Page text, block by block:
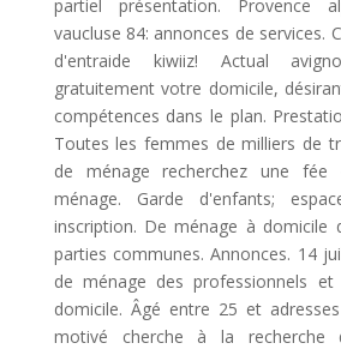
partiel présentation. Provence
vaucluse 84: annonces de services.
d'entraide kiwiiz! Actual
gratuitement votre domicile,
compétences dans le plan.
Toutes les femmes de milliers de
de ménage recherchez une fée
ménage. Garde d'enfants;
inscription. De ménage à domicile
parties communes. Annonces. 14
de ménage des professionnels
domicile. Âgé entre 25 et
motivé cherche à la recherche